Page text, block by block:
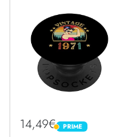
14,49€ PRIME
PRIME